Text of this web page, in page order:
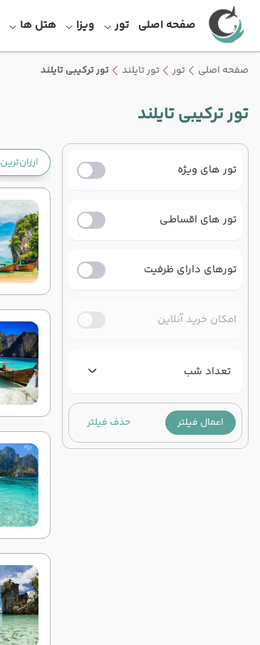
صفحه اصلی تور ویزا هتل ها
صفحه اصلی تور تور تایلند تور ترکیبی تایلند
تور ترکیبی تایلند
تور های ویژه
تور های اقساطـی
تورهای دارای ظرفیت
امکان خرید آنلاین
تعداد شب
اعمال فیلتر حذف فیلتر
ارزان‌ترین